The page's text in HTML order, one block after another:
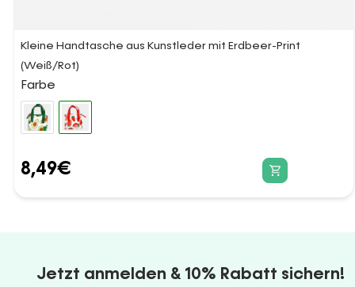
Kleine Handtasche aus Kunstleder mit Erdbeer-Print
(Weiß/Rot)
Farbe
8,49€
Jetzt anmelden & 10% Rabatt sichern!